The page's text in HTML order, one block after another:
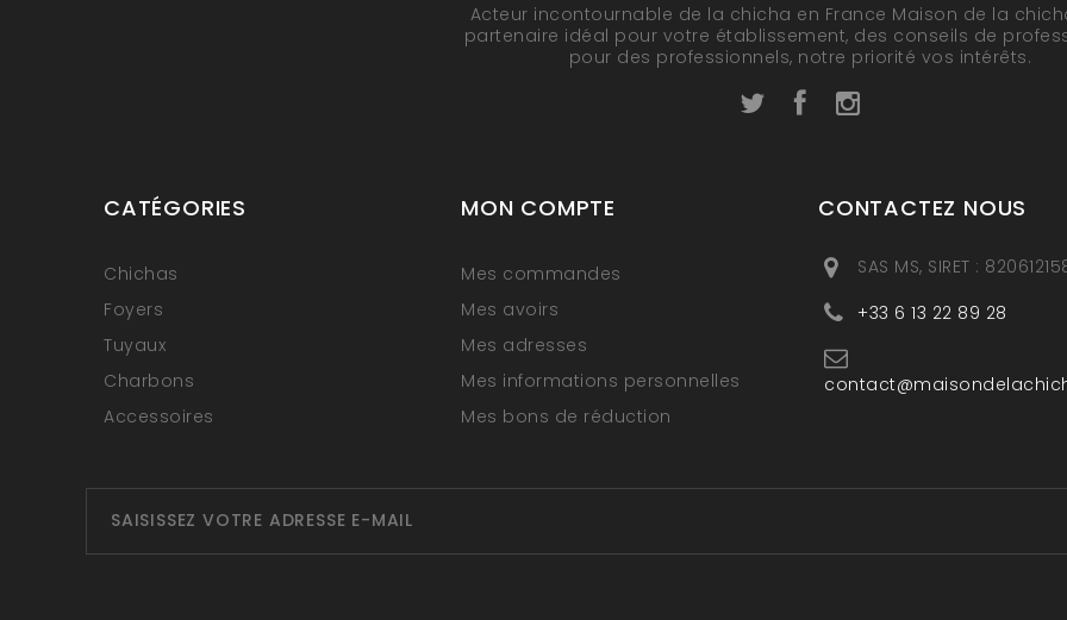
Acteur incontournable de la chicha en France Maison de la
partenaire idéal pour votre établissement, des conseils de
pour des professionnels, notre priorité vos intérêts.
CATÉGORIES
Chichas
Foyers
Tuyaux
Charbons
Accessoires
MON COMPTE
Mes commandes
Mes avoirs
Mes adresses
Mes informations personnelles
Mes bons de réduction
CONTACTEZ NOUS
SAS MS, SIRET :
+33 6 13 22 89 28